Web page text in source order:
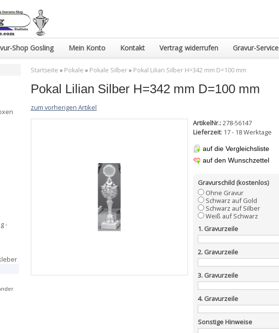
Shop Gosling Mein Konto Kontakt Vertrag widerrufen Gravur-Service
Startseite » Pokale » Pokale Silber» Pokal Lilian Silber H=342 mm D=100 mm
Pokal Lilian Silber H=342 mm D=100 mm
zum vorherigen Artikel
ArtikelNr.:278-56147
Lieferzeit: 17 - 18 Werktage
auf die Vergleichsliste
auf den Wunschzettel
Gravurschild (kostenlos)
Ohne Gravur
Schwarz auf Gold
Schwarz auf Silber
Weiß auf Schwarz
1. Gravurzeile
2. Gravurzeile
3. Gravurzeile
4. Gravurzeile
Sonstige Hinweise
-